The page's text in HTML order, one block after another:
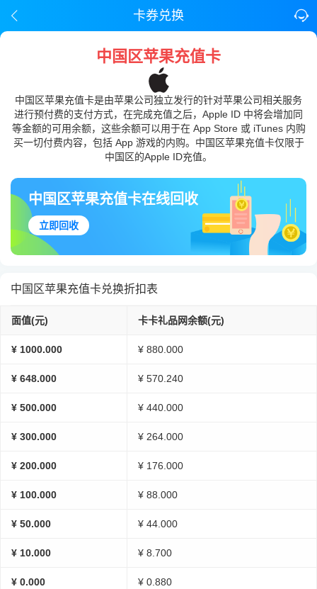
卡券兑换
中国区苹果充值卡
中国区苹果充值卡是由苹果公司独立发行的针对苹果公司相关服务
进行预付费的支付方式，在完成充值之后，Apple ID 中将会增加同
等金额的可用余额，这些余额可以用于在 App Store 或 iTunes 内购
买一切付费内容，包括 App 游戏的内购。中国区苹果充值卡仅限于
中国区的Apple ID充值。
中国区苹果充值卡在线回收
立即回收
中国区苹果充值卡兑换折扣表
面值(元) 卡卡礼品网余额(元)
¥ 1000.000 ¥ 880.000
¥ 648.000 ¥ 570.240
¥ 500.000 ¥ 440.000
¥ 300.000 ¥ 264.000
¥ 200.000 ¥ 176.000
¥ 100.000 ¥ 88.000
¥ 50.000 ¥ 44.000
¥ 10.000 ¥ 8.700
¥ 0.000 ¥ 0.880